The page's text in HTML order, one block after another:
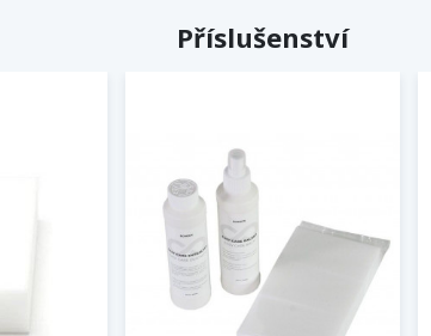
Příslušenství